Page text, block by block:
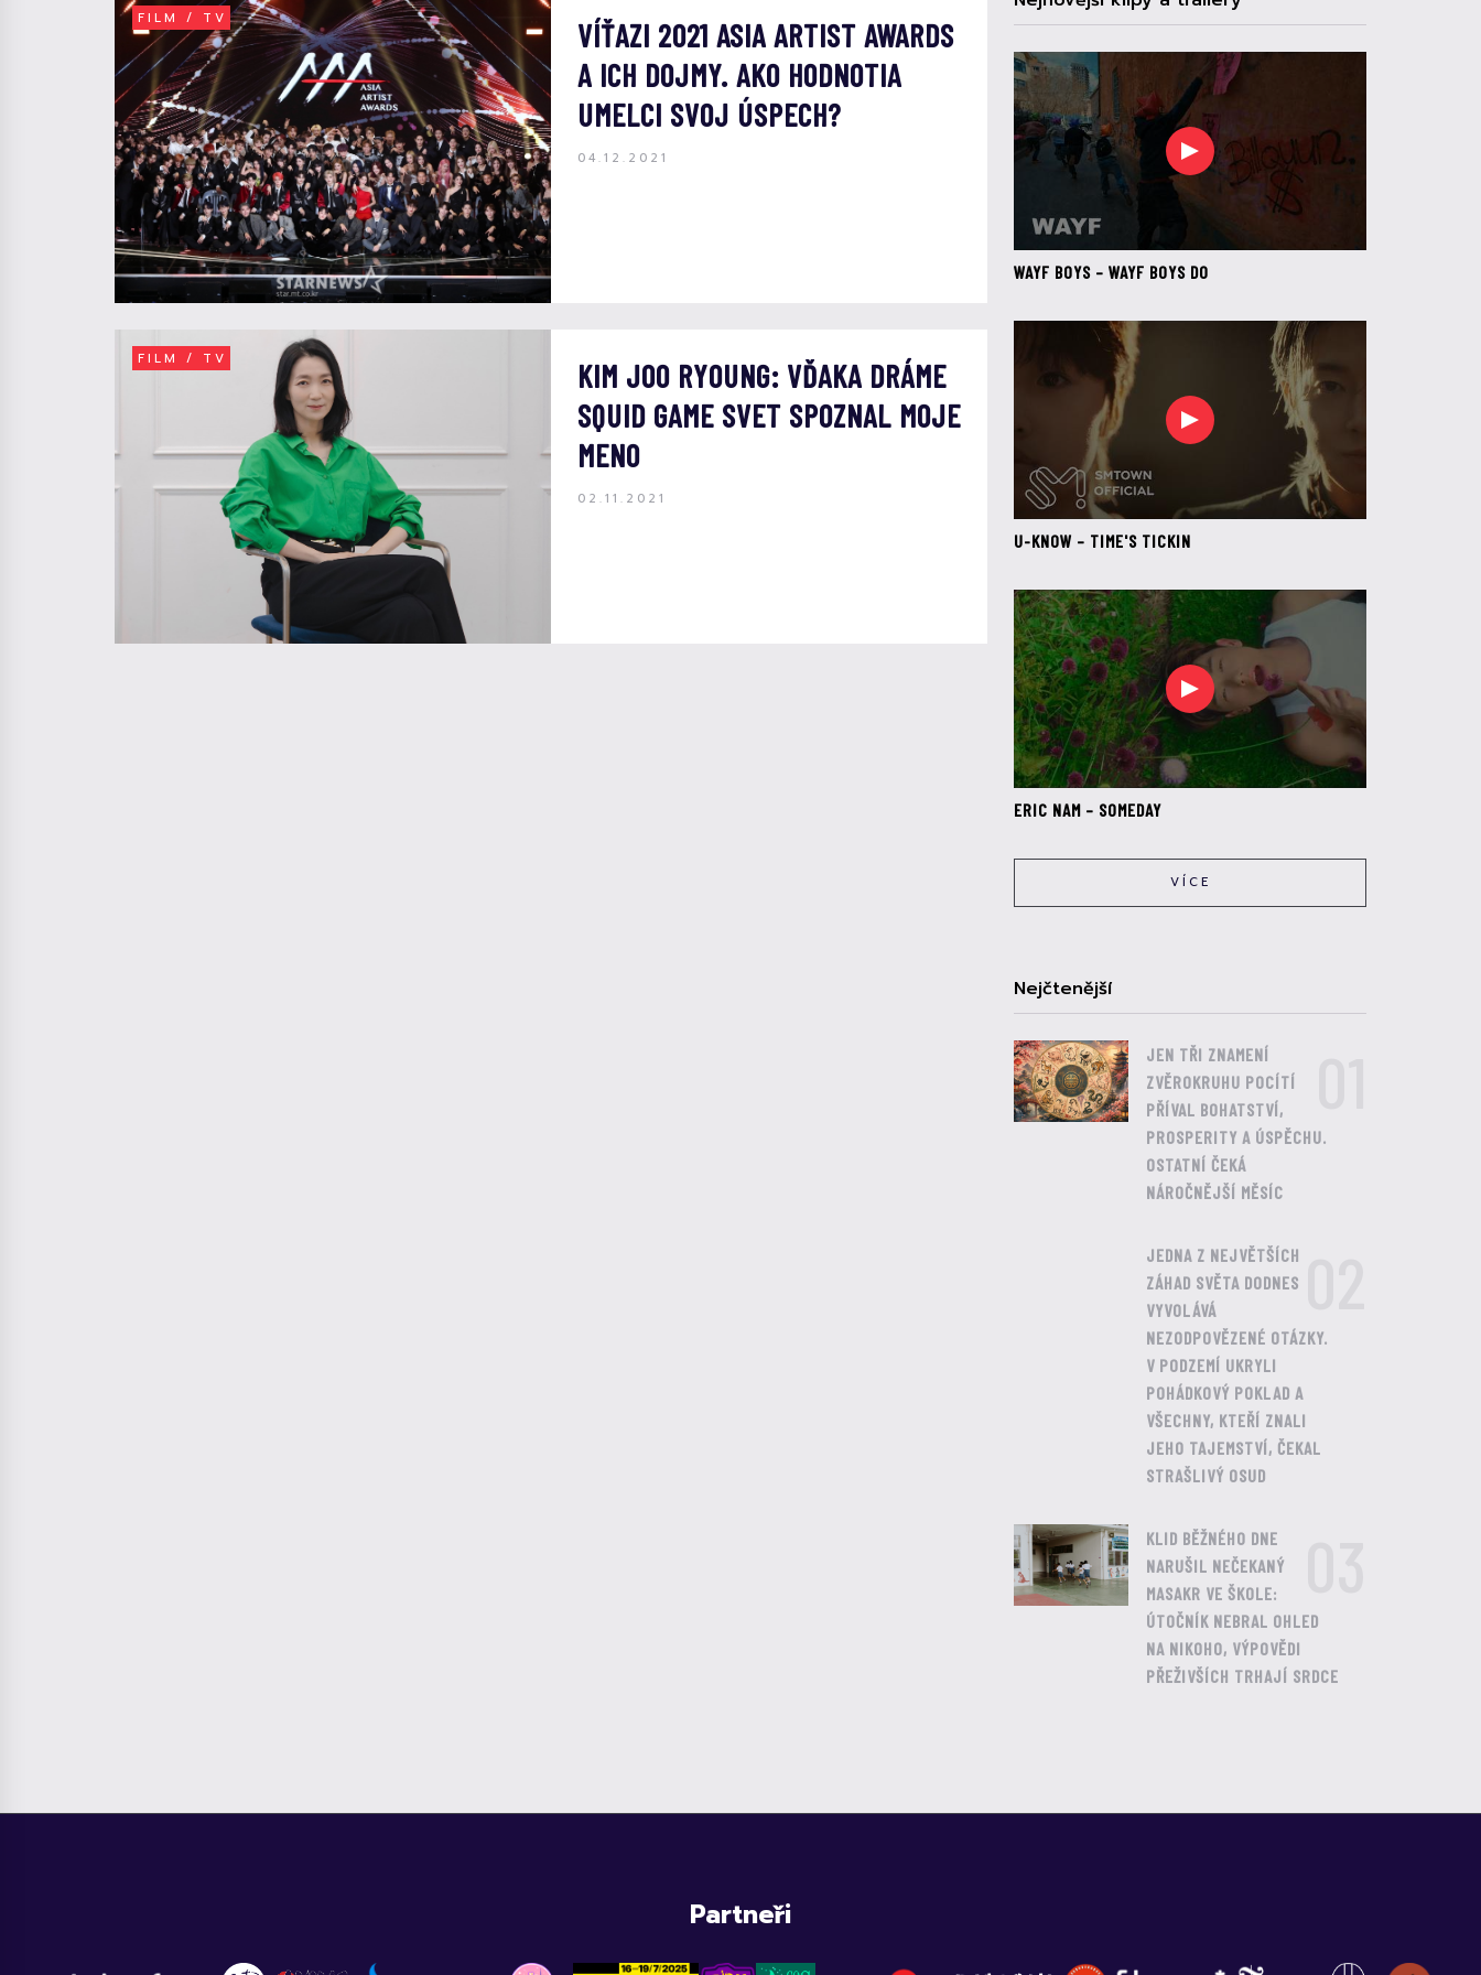
FILM / TV
VÍŤAZI 2021 ASIA ARTIST AWARDS
A ICH DOJMY. AKO HODNOTIA
UMELCI SVOJ ÚSPECH?
04.12.2021
FILM / TV
KIM JOO RYOUNG: VĎAKA DRÁME
SQUID GAME SVET SPOZNAL MOJE
MENO
02.11.2021
WAYF BOYS – WAYF BOYS DO
U-KNOW – TIME'S TICKIN
ERIC NAM – SOMEDAY
VÍCE
Nejčtenější
JEN TŘI ZNAMENÍ
ZVĚROKRUHU POCÍTÍ
PŘÍVAL BOHATSTVÍ,
PROSPERITY A ÚSPĚCHU.
OSTATNÍ ČEKÁ
NÁROČNĚJŠÍ MĚSÍC
JEDNA Z NEJVĚTŠÍCH
ZÁHAD SVĚTA DODNES
VYVOLÁVÁ
NEZODPOVĚZENÉ OTÁZKY.
V PODZEMÍ UKRYLI
POHÁDKOVÝ POKLAD A
VŠECHNY, KTEŘÍ ZNALI
JEHO TAJEMSTVÍ, ČEKAL
STRAŠLIVÝ OSUD
KLID BĚŽNÉHO DNE
NARUŠIL NEČEKANÝ
MASAKR VE ŠKOLE:
ÚTOČNÍK NEBRAL OHLED
NA NIKOHO, VÝPOVĚDI
PŘEŽIVŠÍCH TRHAJÍ SRDCE
Partneři